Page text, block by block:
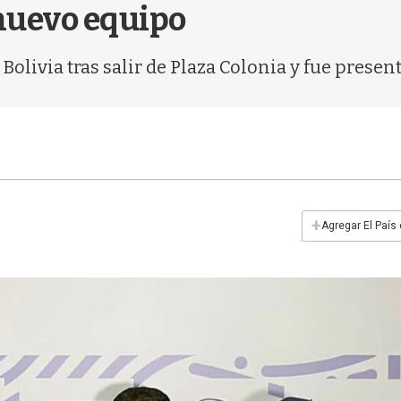
equipo
tras salir de Plaza Colonia y fue
+Agregar El País